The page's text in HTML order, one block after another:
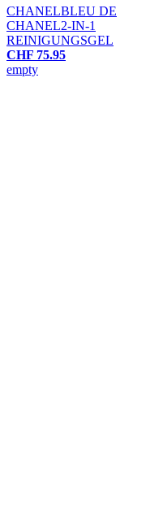
CHANELBLEU DE
CHANEL2-IN-1
REINIGUNGSGEL
CHF 75.95
empty